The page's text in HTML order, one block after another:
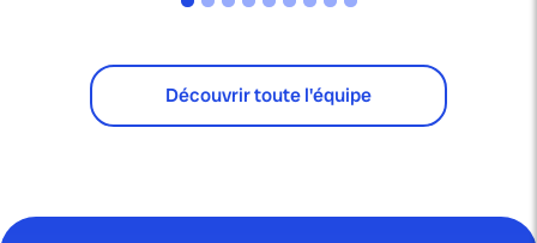
Découvrir toute l'équipe